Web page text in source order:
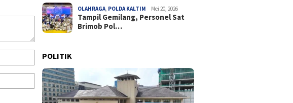
OLAHRAGA, POLDA KALTIM Mei 20, 2026
Tampil Gemilang, Personel Sat
Brimob Pol…
POLITIK